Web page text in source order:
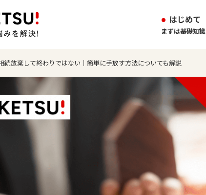
はじめて
まずは基礎知識
続放棄して終わりではない｜簡単に手放す方法についても解説